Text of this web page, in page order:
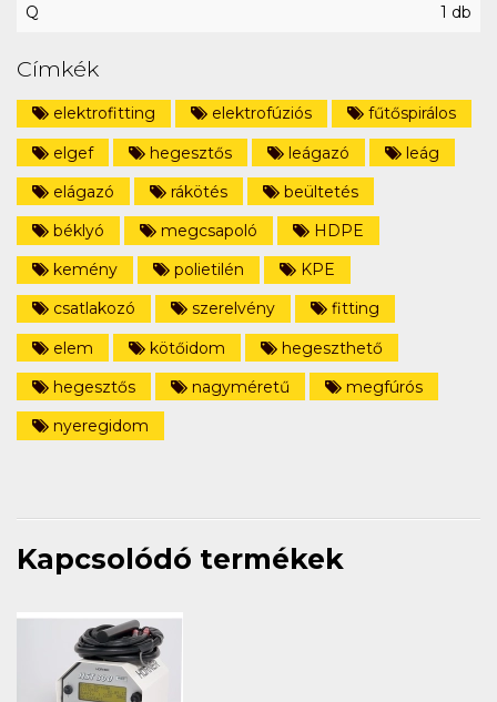
Q 1 db
Címkék
elektrofitting elektrofúziós
fűtőspirálos
elgef
hegesztős leágazó
leág
elágazó
rákötés
beültetés
béklyó
megcsapoló
HDPE
kemény
polietilén
KPE
csatlakozó
szerelvény
fitting
elem
kötőidom
hegeszthető
hegesztős
nagyméretű
megfúrós
nyeregidom
Kapcsolódó termékek